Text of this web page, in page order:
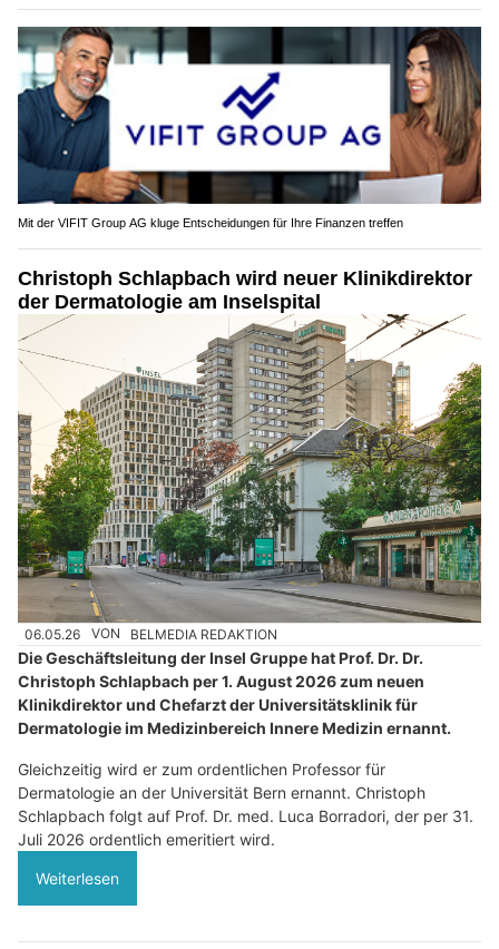
Mit der VIFIT Group AG kluge Entscheidungen für Ihre Finanzen treffen
Christoph Schlapbach wird neuer Klinikdirektor
der Dermatologie am Inselspital
06.05.26 VON BELMEDIA REDAKTION
Die Geschäftsleitung der Insel Gruppe hat Prof. Dr. Dr.
Christoph Schlapbach per 1. August 2026 zum neuen
Klinikdirektor und Chefarzt der Universitätsklinik für
Dermatologie im Medizinbereich Innere Medizin ernannt.
Gleichzeitig wird er zum ordentlichen Professor für
Dermatologie an der Universität Bern ernannt. Christoph
Schlapbach folgt auf Prof. Dr. med. Luca Borradori, der per 31.
Juli 2026 ordentlich emeritiert wird.
Weiterlesen